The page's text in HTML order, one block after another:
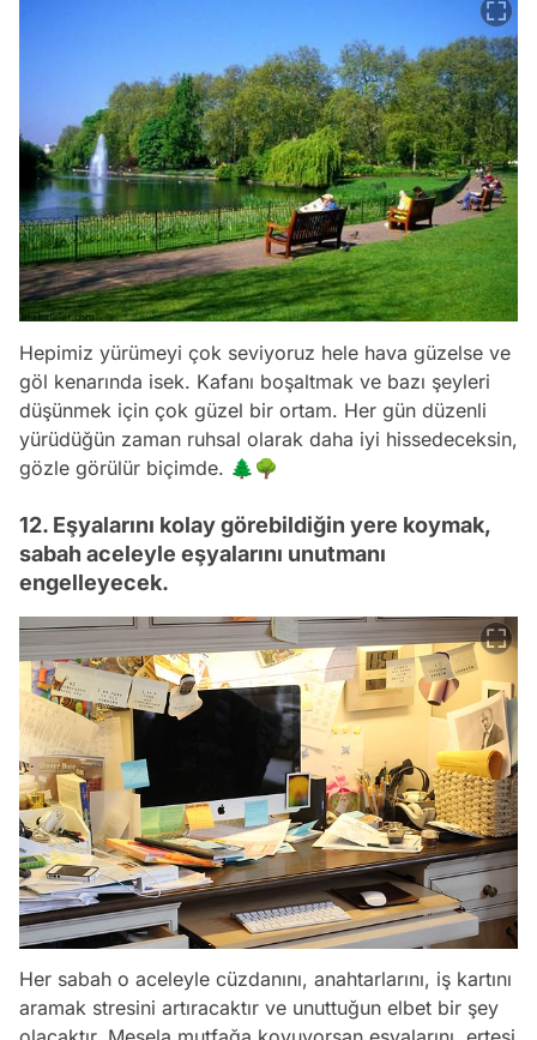
Hepimiz yürümeyi çok seviyoruz hele hava güzelse ve
göl kenarında isek. Kafanı boşaltmak ve bazı şeyleri
düşünmek için çok güzel bir ortam. Her gün düzenli
yürüdüğün zaman ruhsal olarak daha iyi hissedeceksin,
gözle görülür biçimde. 🌲🌳
12. Eşyalarını kolay görebildiğin yere koymak,
sabah aceleyle eşyalarını unutmanı
engelleyecek.
Her sabah o aceleyle cüzdanını, anahtarlarını, iş kartını
aramak stresini artıracaktır ve unuttuğun elbet bir şey